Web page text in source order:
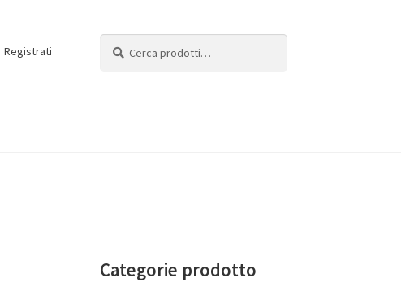
Registrati
Categorie prodotto